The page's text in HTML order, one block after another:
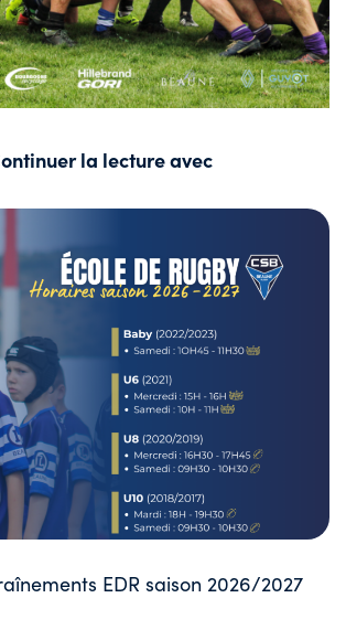
la lecture avec
EDR saison 2026/2027